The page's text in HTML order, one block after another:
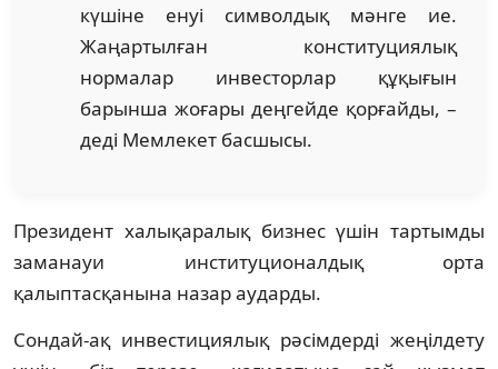
күшіне енуі символдық мәнге ие.
Жаңартылған конституциялық
нормалар инвесторлар құқығын
барынша жоғары деңгейде қорғайды, –
деді Мемлекет басшысы.
Президент халықаралық бизнес үшін тартымды
заманауи институционалдық орта
қалыптасқанына назар аударды.
Сондай-ақ инвестициялық рәсімдерді жеңілдету